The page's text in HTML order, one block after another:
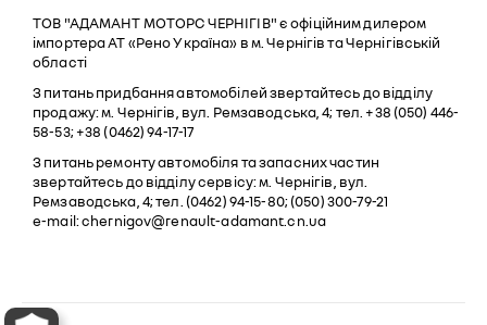
ТОВ "АДАМАНТ МОТОРС ЧЕРНІГІВ" є офіційним дилером
імпортера АТ «Рено Україна» в м. Чернігів та Чернігівській
області
З питань придбання автомобілей звертайтесь до відділу
продажу: м. Чернігів, вул. Ремзаводська, 4; тел. +38 (050) 446-
58-53; +38 (0462) 94-17-17
З питань ремонту автомобіля та запасних частин
звертайтесь до відділу сервісу: м. Чернігів, вул.
Ремзаводська, 4; тел. (0462) 94-15-80; (050) 300-79-21
e-mail: chernigov@renault-adamant.cn.ua